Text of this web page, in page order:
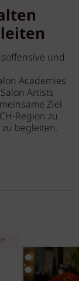
und
Academies
Artists
Ziel
Region zu
begleiten.